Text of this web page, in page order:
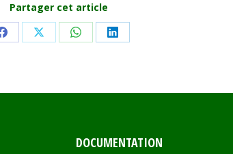
Partager cet article
Share Share Share Share
DOCUMENTATION